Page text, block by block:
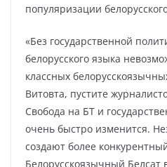
популяризации
«Без государственной
белорусского языка
классных
Витовта, пустите
Свобода на БТ и
очень быстро изменится.
создают более
Белорусскоязычный Белсат